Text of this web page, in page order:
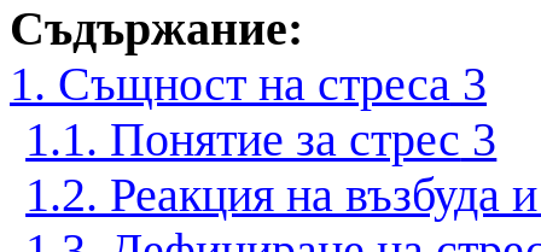
Съдържание:
1. Същност на стреса 3
1.1. Понятие за стрес 3
1.2. Реакция на възбуда